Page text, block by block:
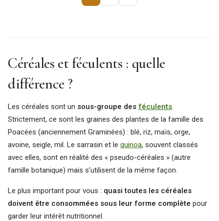
Céréales et féculents : quelle
différence ?
Les céréales sont un sous-groupe des féculents
Strictement, ce sont les graines des plantes de la famille des
Poacées (anciennement Graminées) : blé, riz, maïs, orge,
avoine, seigle, mil. Le sarrasin et le quinoa, souvent classés
avec elles, sont en réalité des « pseudo-céréales » (autre
famille botanique) mais s’utilisent de la même façon.
Le plus important pour vous : quasi toutes les céréales
doivent être consommées sous leur forme complète pour
garder leur intérêt nutritionnel.